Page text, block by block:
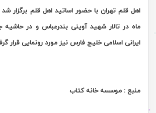
ماه در تالار شهید آوینی بندرعباس و در
ایرانی اسلامی خلیج فارس نیز مورد رونمایی قرار
منبع : موسسه خانه کتاب